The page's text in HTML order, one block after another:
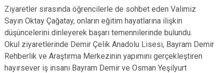
Ziyaretler sırasında öğrencilerle de sohbet eden Valimiz
Sayın Oktay Çağatay, onların eğitim hayatlarına ilişkin
düşüncelerini dinleyerek başarı temennilerinde bulundu.
Okul ziyaretlerinde Demir Çelik Anadolu Lisesi, Bayram Demir
Rehberlik ve Araştırma Merkezinin yapımını gerçekleştiren
hayırsever iş insanı Bayram Demir ve Osman Yeşilyurt